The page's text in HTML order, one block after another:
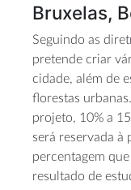
Bruxelas,
Seguindo as
pretende criar
cidade, além de
florestas
projeto, 10% a
será reservada à
percentagem
resultado de